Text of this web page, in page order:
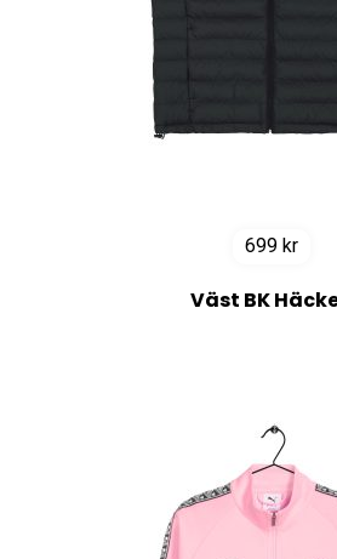
699 kr
Väst BK